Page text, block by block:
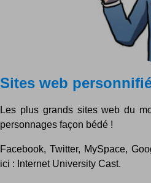
Sites web
Les plus grands sites web du
personnages façon bédé !
Facebook, Twitter, MySpace,
ici : Internet University Cast.